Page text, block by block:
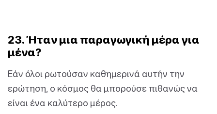
23. Ήταν μια παραγωγική μέρα για
μένα?
Εάν όλοι ρωτούσαν καθημερινά αυτήν την
ερώτηση, ο κόσμος θα μπορούσε πιθανώς να
είναι ένα καλύτερο μέρος.